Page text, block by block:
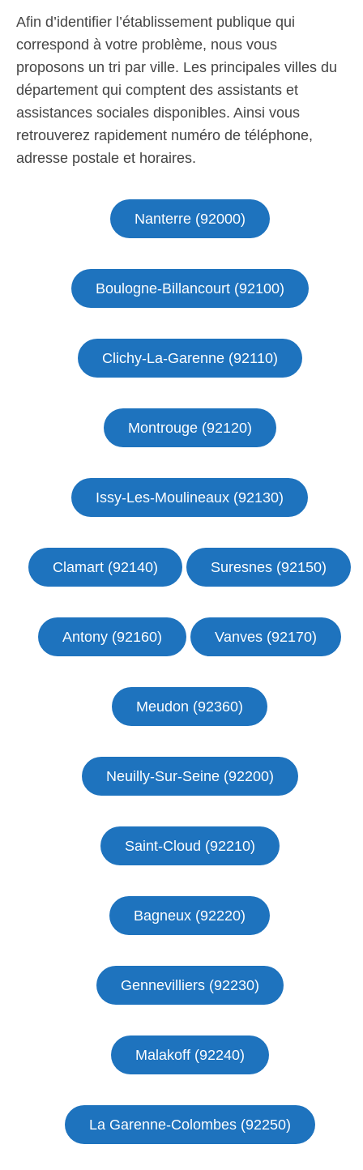
Afin d’identifier l’établissement publique qui
correspond à votre problème, nous vous
proposons un tri par ville. Les principales villes du
département qui comptent des assistants et
assistances sociales disponibles. Ainsi vous
retrouverez rapidement numéro de téléphone,
adresse postale et horaires.
Nanterre (92000)
Boulogne-Billancourt (92100)
Clichy-La-Garenne (92110)
Montrouge (92120)
Issy-Les-Moulineaux (92130)
Clamart (92140) Suresnes (92150)
Antony (92160) Vanves (92170)
Meudon (92360)
Neuilly-Sur-Seine (92200)
Saint-Cloud (92210)
Bagneux (92220)
Gennevilliers (92230)
Malakoff (92240)
La Garenne-Colombes (92250)